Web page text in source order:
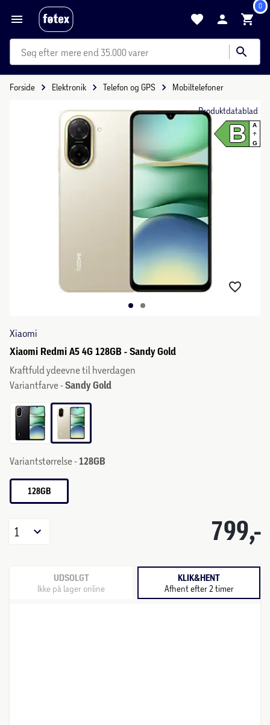
0
mere end 35.000 varer
Forside Elektronik Telefon og GPS Mobiltelefoner
Produktdatablad
B A
G
Xiaomi
Xiaomi Redmi A5 4G 128GB - Sandy Gold
Kraftfuld ydeevne til hverdagen
Variantfarve -Sandy Gold
Variantstørrelse - 128GB
128GB
799,-
1
UDSOLGT
Ikke på lager online
KLIK&HENT
Afhent efter 2 timer